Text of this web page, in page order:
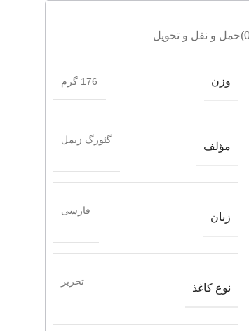
حمل و نقل و تحویل
وزن 176 گرم
مؤلف
گئورگ زیمل
زبان
فارسی
نوع کاغذ
تحریر